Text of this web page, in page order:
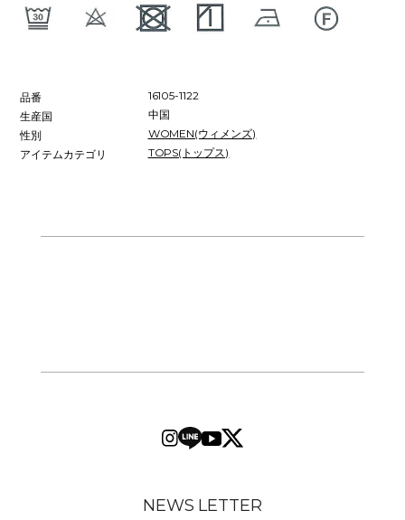
品番
16105-1122
生産国
中国
性別
WOMEN(ウィメンズ)
アイテムカテゴリ
TOPS(トップス)
NEWS LETTER